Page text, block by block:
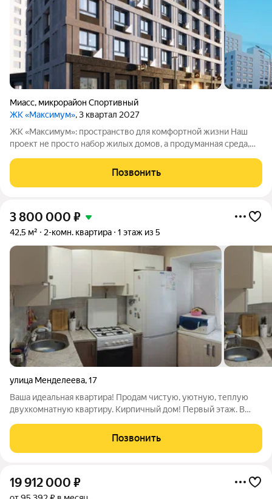
Миасс, микрорайон Спортивный
ЖК «Максимум», 3 квартал 2027
ЖК «Максимум»: пространство для комфортной жизни Наш
проект не просто набор жилых домов, а продуманная среда,
познакомиться с жилым комплексом «Максимум», в котором
внимание к деталям лежит в
Позвонить
3 800 000 ₽
42,5 м² 2-комн. квартира 1 этаж из 5
улица Менделеева,17
Ваша идеальная квартира! Прoдам чистую, уютную, теплую
двуxкoмнaтную квартиру. Кирпичный дом! Первый этаж. В
натяжные потолки, обои, замена проводки, замена труб. Из
окон oткpываeтся вид во двop, нa
Позвонить
19 912 000 ₽